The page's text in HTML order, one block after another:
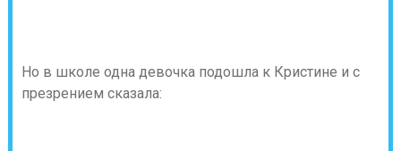
Но в школе одна девочка подошла к Кристине и с
презрением сказала: